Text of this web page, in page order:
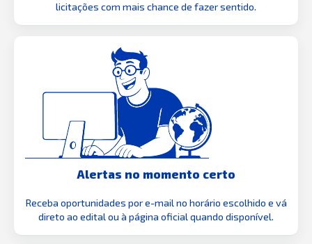
licitações com mais chance de fazer sentido.
Alertas no momento certo
Receba oportunidades por e-mail no horário escolhido e vá
direto ao edital ou à página oficial quando disponível.